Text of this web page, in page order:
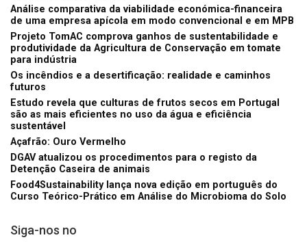
Análise comparativa da viabilidade económica-financeira
de uma empresa apícola em modo convencional e em MPB
Projeto TomAC comprova ganhos de sustentabilidade e
produtividade da Agricultura de Conservação em tomate
para indústria
Os incêndios e a desertificação: realidade e caminhos
futuros
Estudo revela que culturas de frutos secos em Portugal
são as mais eficientes no uso da água e eficiência
sustentável
Açafrão: Ouro Vermelho
DGAV atualizou os procedimentos para o registo da
Detenção Caseira de animais
Food4Sustainability lança nova edição em português do
Curso Teórico-Prático em Análise do Microbioma do Solo
Siga-nos no